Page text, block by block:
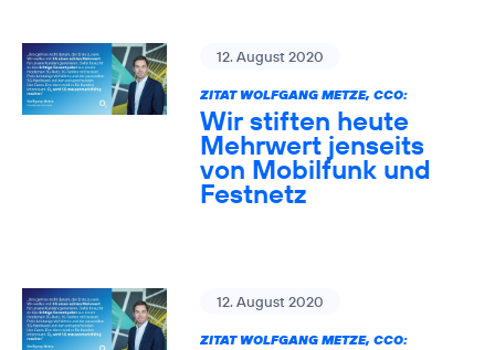
12. August 2020
ZITAT WOLFGANG METZE, CCO:
Wir stiften heute
Mehrwert jenseits
von Mobilfunk und
Festnetz
12. August 2020
ZITAT WOLFGANG METZE, CCO: